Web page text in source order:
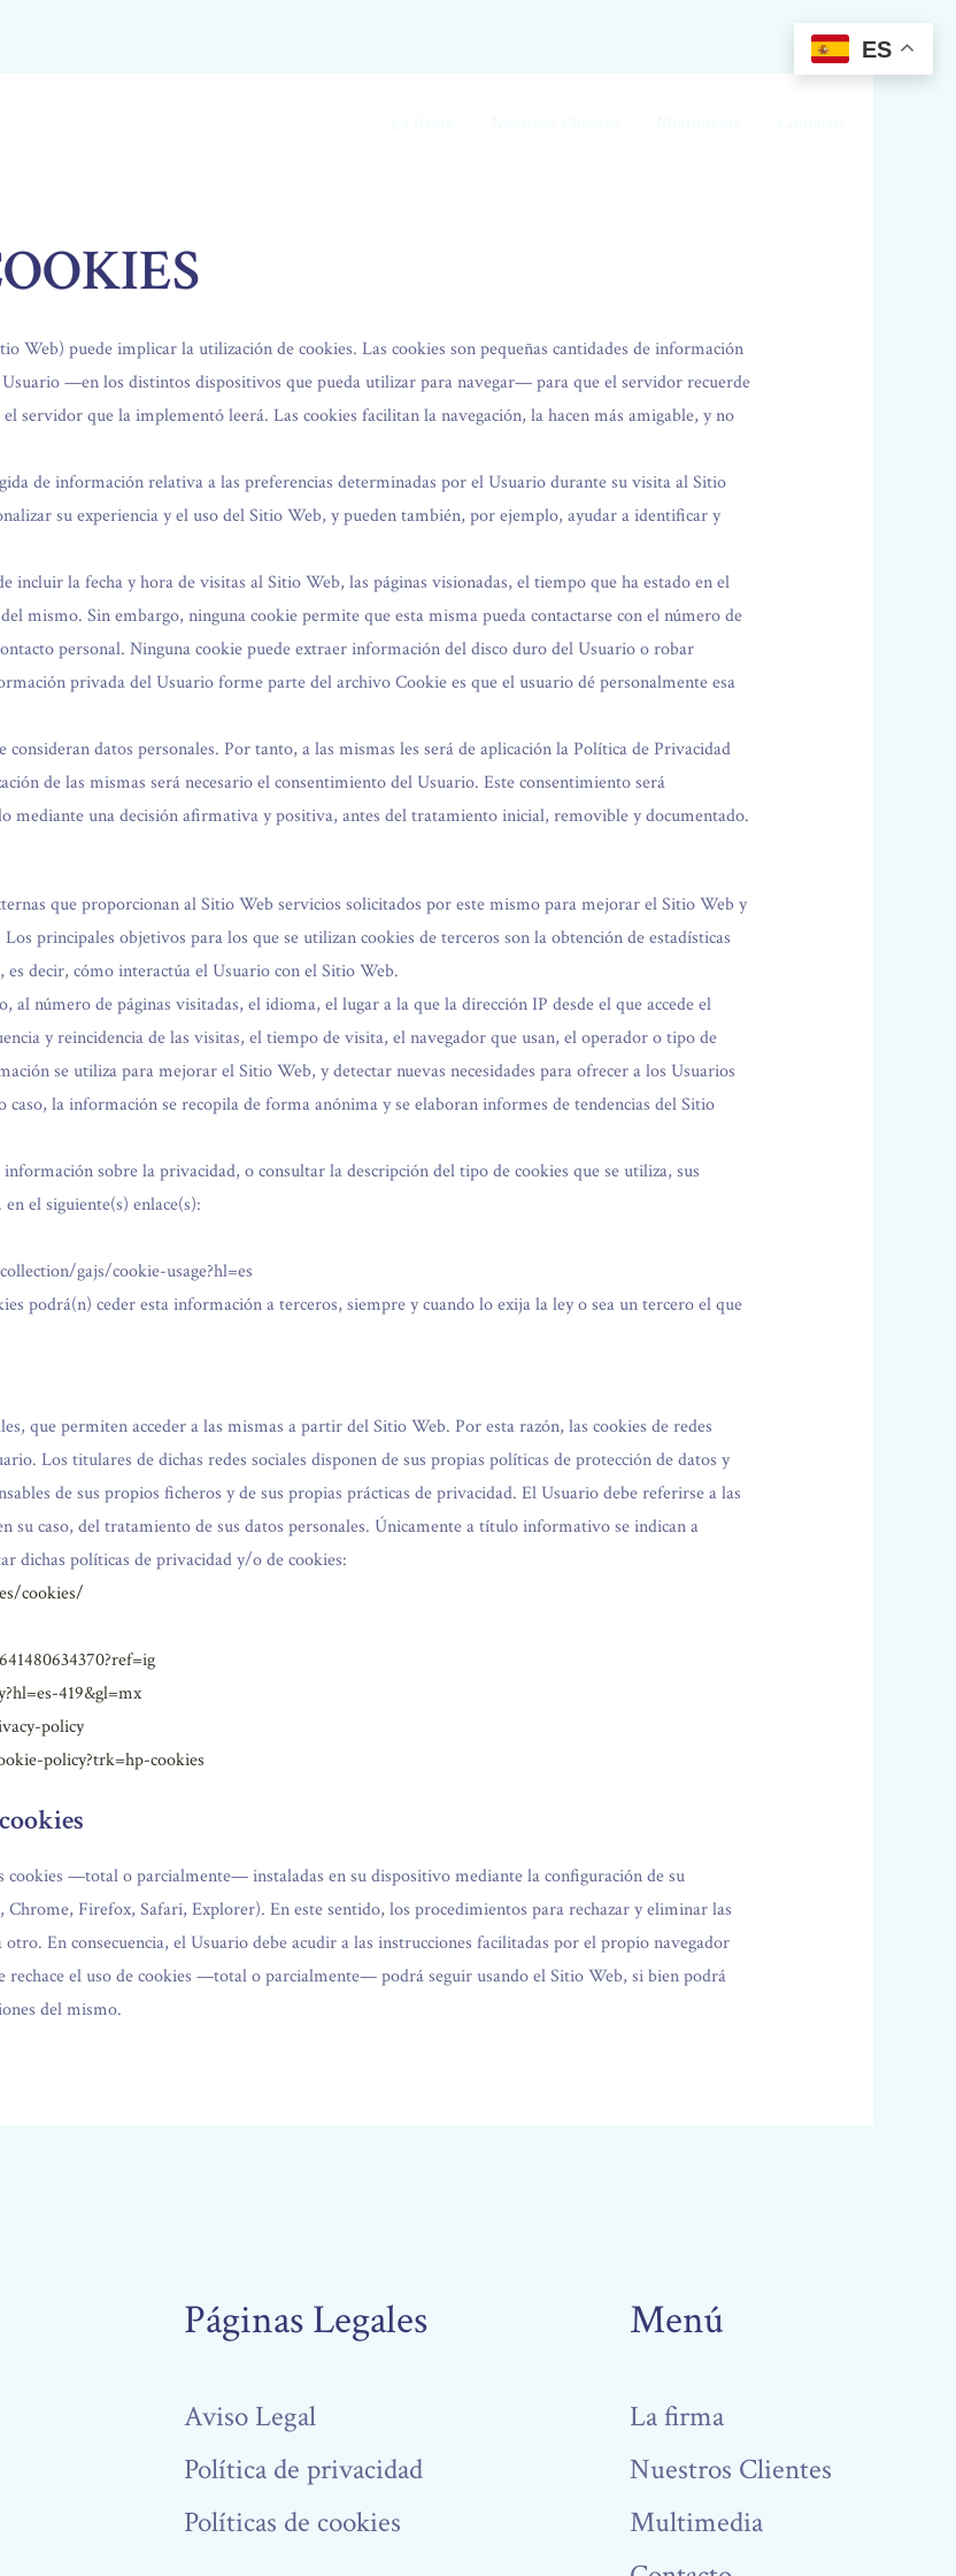
968-636-008(Alhama ) 968 92 55 92 (Murcia)
Web) puede implicar la utilización de cookies. Las cookies son pequeñas cantidades de información
Usuario —en los distintos dispositivos que pueda utilizar para navegar— para que el servidor recuerde
servidor que la implementó leerá. Las cookies facilitan la navegación, la hacen más amigable, y no
de información relativa a las preferencias determinadas por el Usuario durante su visita al Sitio
su experiencia y el uso del Sitio Web, y pueden también, por ejemplo, ayudar a identificar y
incluir la fecha y hora de visitas al Sitio Web, las páginas visionadas, el tiempo que ha estado en el
mismo. Sin embargo, ninguna cookie permite que esta misma pueda contactarse con el número de
personal. Ninguna cookie puede extraer información del disco duro del Usuario o robar
privada del Usuario forme parte del archivo Cookie es que el usuario dé personalmente esa
datos personales. Por tanto, a las mismas les será de aplicación la Política de Privacidad
de las mismas será necesario el consentimiento del Usuario. Este consentimiento será
mediante una decisión afirmativa y positiva, antes del tratamiento inicial, removible y documentado.
que proporcionan al Sitio Web servicios solicitados por este mismo para mejorar el Sitio Web y
principales objetivos para los que se utilizan cookies de terceros son la obtención de estadísticas
es decir, cómo interactúa el Usuario con el Sitio Web.
número de páginas visitadas, el idioma, el lugar a la que la dirección IP desde el que accede el
y reincidencia de las visitas, el tiempo de visita, el navegador que usan, el operador o tipo de
se utiliza para mejorar el Sitio Web, y detectar nuevas necesidades para ofrecer a los Usuarios
la información se recopila de forma anónima y se elaboran informes de tendencias del Sitio
sobre la privacidad, o consultar la descripción del tipo de cookies que se utiliza, sus
el siguiente(s) enlace(s):
gajs/cookie-usage?hl=es
podrá(n) ceder esta información a terceros, siempre y cuando lo exija la ley o sea un tercero el que
que permiten acceder a las mismas a partir del Sitio Web. Por esta razón, las cookies de redes
Los titulares de dichas redes sociales disponen de sus propias políticas de protección de datos y
de sus propios ficheros y de sus propias prácticas de privacidad. El Usuario debe referirse a las
su caso, del tratamiento de sus datos personales. Únicamente a título informativo se indican a
dichas políticas de privacidad y/o de cookies:
cookies/
419&gl=mx
policy
policy?trk=hp-cookies
cookies —total o parcialmente— instaladas en su dispositivo mediante la configuración de su
Firefox, Safari, Explorer). En este sentido, los procedimientos para rechazar y eliminar las
En consecuencia, el Usuario debe acudir a las instrucciones facilitadas por el propio navegador
rechace el uso de cookies —total o parcialmente— podrá seguir usando el Sitio Web, si bien podrá
del mismo.
Páginas Legales
Aviso Legal
Política de privacidad
Políticas de cookies
Menú
La firma
Nuestros Clientes
Multimedia
ES